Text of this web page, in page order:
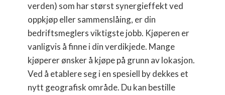
verden) som har størst synergieffekt ved
oppkjøp eller sammenslåing, er din
bedriftsmeglers viktigste jobb. Kjøperen er
vanligvis å finne i din verdikjede. Mange
kjøperer ønsker å kjøpe på grunn av lokasjon.
Ved å etablere seg i en spesiell by dekkes et
nytt geografisk område. Du kan bestille